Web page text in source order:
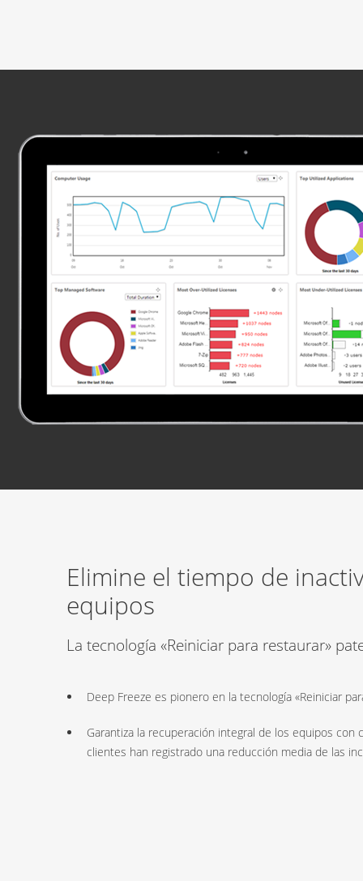
Elimine el tiempo de
equipos
La tecnología «Reiniciar para restaurar»
Deep Freeze es pionero en la tecnología «Reiniciar
Garantiza la recuperación integral de los equipos con
clientes han registrado una reducción media de las